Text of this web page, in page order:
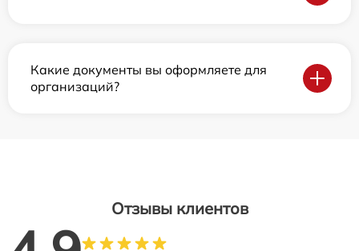
Какие документы вы оформляете для
организаций?
Отзывы клиентов